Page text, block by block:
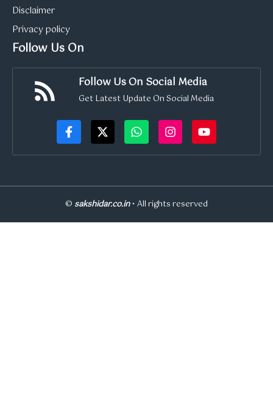
Disclaimer
Privacy policy
Follow Us On
Follow Us On Social Media
Get Latest Update On Social Media
© sakshidar.co.in• All rights reserved